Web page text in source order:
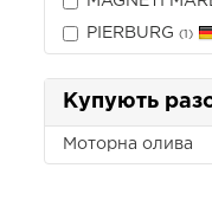
PIERBURG (1)
Купують
Моторна олива